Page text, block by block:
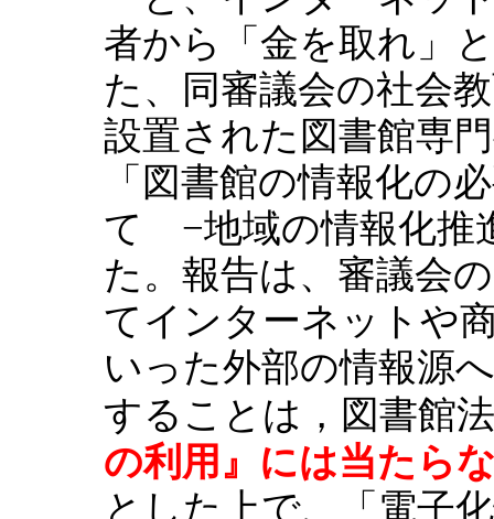
者から「金を取れ」
た、同審議会の社会
設置された図書館専
「図書館の情報化の
て −地域の情報化推
た。報告は、審議会
てインターネットや
いった外部の情報源
することは，図書館
の利用』には当たら
とした上で、「電子